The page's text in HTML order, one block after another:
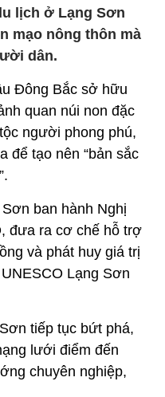
lịch ở Lạng Sơn
mạo nông thôn mà
dân.
Đông Bắc sở hữu
quan núi non đặc
người phong phú,
để tạo nên “bản sắc
ban hành Nghị
đưa ra cơ chế hỗ trợ
và phát huy giá trị
Lạng Sơn
tiếp tục bứt phá,
lưới điểm đến
chuyên nghiệp,